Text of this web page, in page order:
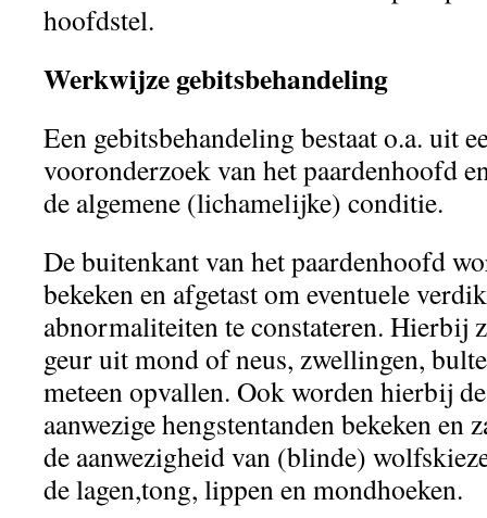
hoofdstel.
Werkwijze gebitsbehandeling
Een gebitsbehandeling bestaat o.a. uit
vooronderzoek van het paardenhoofd
de algemene (lichamelijke) conditie.
De buitenkant van het paardenhoofd
bekeken en afgetast om eventuele
abnormaliteiten te constateren. Hierbij
geur uit mond of neus, zwellingen,
meteen opvallen. Ook worden hierbij
aanwezige hengstentanden bekeken en
de aanwezigheid van (blinde)
de lagen,tong, lippen en mondhoeken.